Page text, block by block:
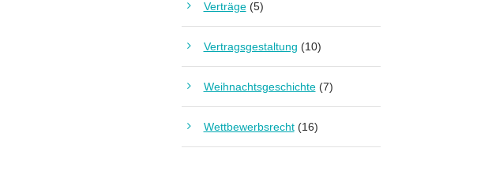
Verträge(5)
Vertragsgestaltung (10)
Weihnachtsgeschichte(7)
Wettbewerbsrecht(16)